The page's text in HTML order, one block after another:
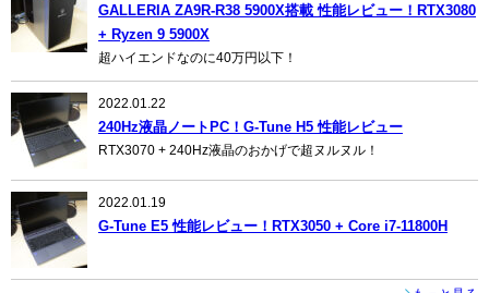
GALLERIA ZA9R-R38 5900X搭載 性能レビュー！RTX3080
+ Ryzen 9 5900X
超ハイエンドなのに40万円以下！
2022.01.22
240Hz液晶ノートPC！G-Tune H5 性能レビュー
RTX3070 + 240Hz液晶のおかげで超ヌルヌル！
2022.01.19
G-Tune E5 性能レビュー！RTX3050 + Core i7-11800H